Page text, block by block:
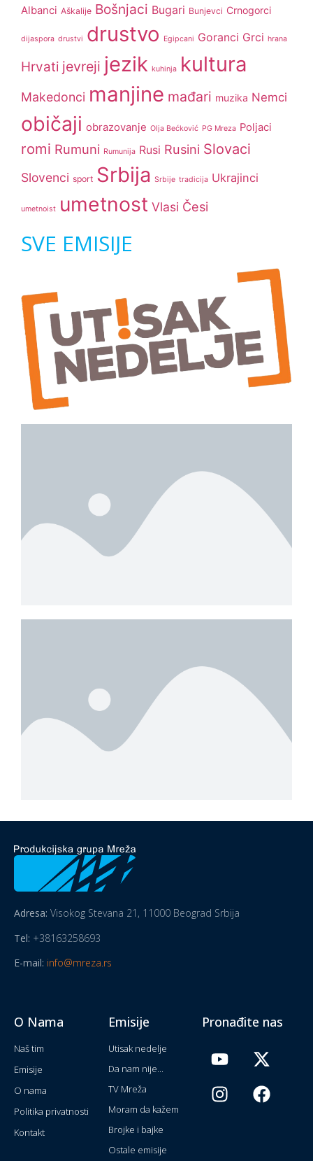
Albanci Aškalije Bošnjaci Bugari Bunjevci Crnogorci
dijaspora drustvi drustvo Egipcani Goranci Grci hrana
Hrvati jevreji jezik kuhinja kultura
Makedonci manjine mađari muzika Nemci
običaji obrazovanje Olja Bećković PG Mreza Poljaci
romi Rumuni Rumunija Rusi Rusini Slovaci
Slovenci sport Srbija Srbije tradicija Ukrajinci
umetnoist umetnost Vlasi Česi
SVE EMISIJE
Adresa: Visokog Stevana 21, 11000 Beograd Srbija
Tel: +38163258693
E-mail: info@mreza.rs
O Nama
Naš tim
Emisije
O nama
Politika privatnosti
Kontakt
Emisije
Utisak nedelje
Da nam nije...
TV Mreža
Moram da kažem
Brojke i bajke
Ostale emisije
Pronađite nas